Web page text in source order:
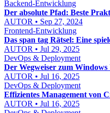
Backend-Entwicklung
Der absolute Pfad: Beste
AUTOR • Sep 27, 2024
Frontend-Entwicklung
Das span tag Rätsel: Eine
AUTOR • Jul 29, 2025
DevOps & Deployment
Der Wegweiser zum
AUTOR • Jul 16, 2025
DevOps & Deployment
Effizientes Management von
AUTOR • Jul 16, 2025